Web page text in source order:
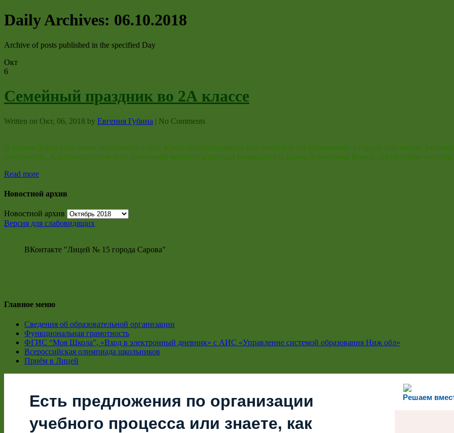
Daily Archives: 06.10.2018
Archive of posts published in the specified Day
Окт
6
Семейный праздник во 2А классе
Written on Окт, 06, 2018 by Евгения Губина | No Comments
В нашем Лицее есть очень необычный класс. Какие бы мероприятия или конкурсы ни объявлялись в городе или школе,
участвовать. А вдохновителем всех начинаний является классный руководитель Елена Алексеевна Коваль. 29 сентября
Read more
Новостной архив
Новостной архив
Версия для слабовидящих
ВКонтакте "Лицей № 15 города Сарова"
Главное меню
Сведения об образовательной организации
Функциональная грамотность
ФГИС “Моя Школа”, «Вход в электронный дневник» с АИС «Управление системой образования Ниж обл»
Всероссийская олимпиада школьников
Приём в Лицей
Решаем
Есть предложения по организации
учебного процесса или знаете, как